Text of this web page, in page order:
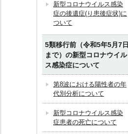
新型コロナウイルス感染
症の後遺症(り患後症状)に
ついて
5類移行前（令和5年5月7日
まで）の新型コロナウイル
ス感染症について
第8波における陽性者の年
代別分析について
新型コロナウイルス感染
症患者の死亡について